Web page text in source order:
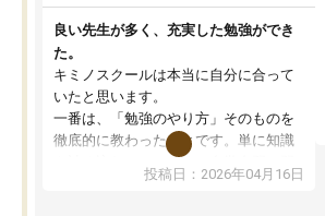
良い先生が多く、充実した勉強ができ
た。
キミノスクールは本当に自分に合って
いたと思います。
一番は、「勉強のやり方」そのものを
徹底的に教わったことです。単に知識
を詰め込むのではなく、自学自習の習
慣が身につくよう並走してくれるの
投稿日：2026年04月16日